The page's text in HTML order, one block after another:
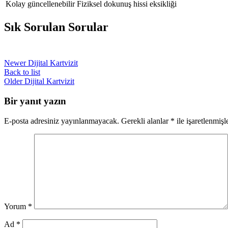
Kolay güncellenebilir Fiziksel dokunuş hissi eksikliği
Sık Sorulan Sorular
Newer Dijital Kartvizit
Back to list
Older Dijital Kartvizit
Bir yanıt yazın
E-posta adresiniz yayınlanmayacak. Gerekli alanlar * ile
Yorum *
Ad *